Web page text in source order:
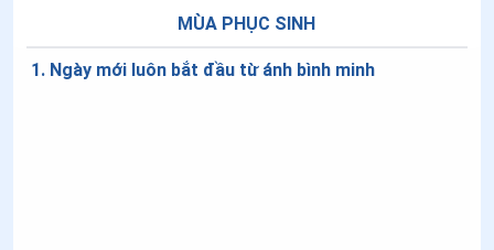
MÙA PHỤC SINH
1. Ngày mới luôn bắt đầu từ ánh bình minh